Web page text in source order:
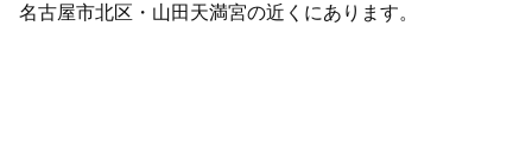
名古屋市北区・山田天満宮の近くにあります。